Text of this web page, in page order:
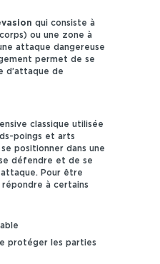
qui consiste à
ou une zone à
attaque dangereuse
permet de se
d’attaque de
classique utilisée
poings et arts
positionner dans une
défendre et de se
Pour être
à certains
protéger les parties